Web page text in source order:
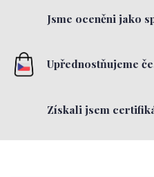
Jsme oceněni jako
Upřednostňujeme
Získali jsem